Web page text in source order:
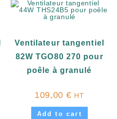
Ventilateur tangentiel
82W TGO80 270 pour
poêle à granulé
109,00 € HT
Add to cart